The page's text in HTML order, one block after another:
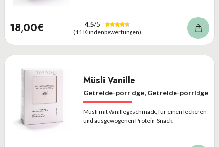
18,00€ 4.5/5
(11 Kundenbewertungen)
Müsli Vanille
Getreide-porridge, Getreide-porridge
Müsli mit Vanillegeschmack, für einen leckeren
und ausgewogenen Protein-Snack.